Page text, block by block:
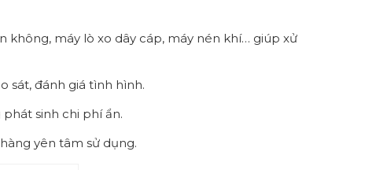
không, máy lò xo dây cáp, máy nén khí… giúp xử
sát, đánh giá tình hình.
sinh chi phí ẩn.
yên tâm sử dụng.